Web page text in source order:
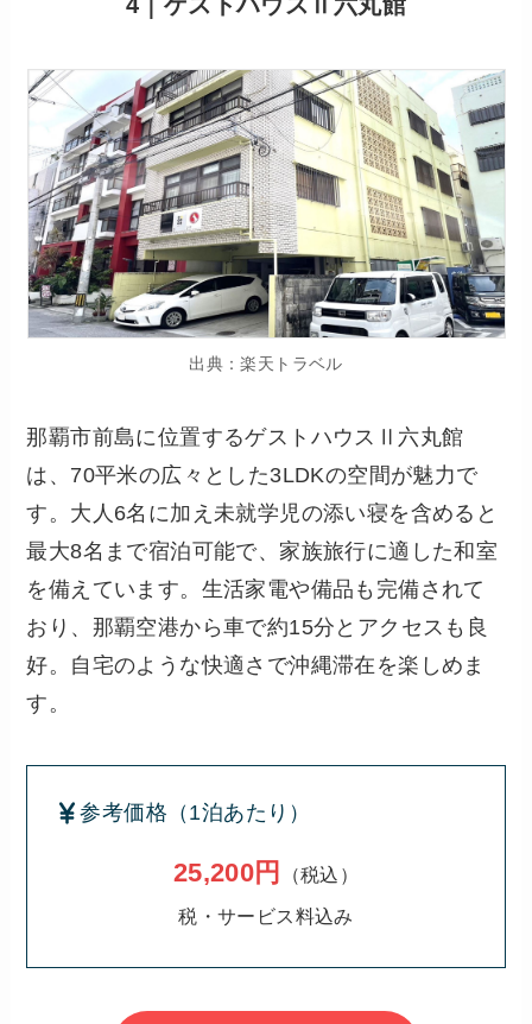
4｜ゲストハウスⅡ六丸館
出典：楽天トラベル
那覇市前島に位置するゲストハウスⅡ六丸館
は、70平米の広々とした3LDKの空間が魅力で
す。大人6名に加え未就学児の添い寝を含めると
最大8名まで宿泊可能で、家族旅行に適した和室
を備えています。生活家電や備品も完備されて
おり、那覇空港から車で約15分とアクセスも良
好。自宅のような快適さで沖縄滞在を楽しめま
す。
参考価格（1泊あたり）
25,200円
（税込）
税・サービス料込み